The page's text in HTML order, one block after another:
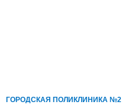
ГОРОДСКАЯ ПОЛИКЛИНИКА №2